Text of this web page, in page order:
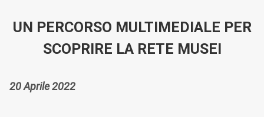
UN PERCORSO MULTIMEDIALE PER
SCOPRIRE LA RETE MUSEI
20 Aprile 2022